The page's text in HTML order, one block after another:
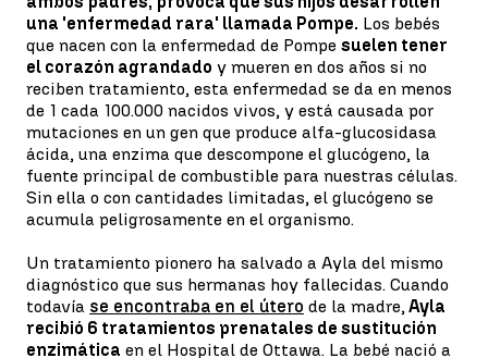
una 'enfermedad rara' llamada Pompe. Los bebés
que nacen con la enfermedad de Pompe suelen tener
el corazón agrandado y mueren en dos años si no
reciben tratamiento, esta enfermedad se da en menos
de 1 cada 100.000 nacidos vivos, y está causada por
mutaciones en un gen que produce alfa-glucosidasa
ácida, una enzima que descompone el glucógeno, la
fuente principal de combustible para nuestras células.
Sin ella o con cantidades limitadas, el glucógeno se
acumula peligrosamente en el organismo.
Un tratamiento pionero ha salvado a Ayla del mismo
diagnóstico que sus hermanas hoy fallecidas. Cuando
todavía se encontraba en el útero de la madre,Ayla
recibió 6 tratamientos prenatales de sustitución
enzimática en el Hospital de Ottawa. La bebé nació a